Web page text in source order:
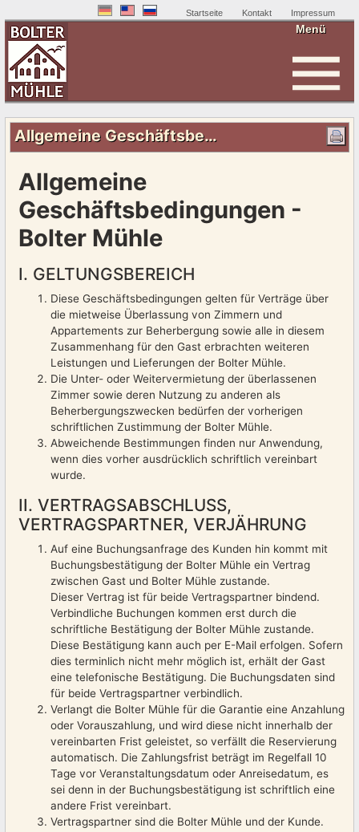
Impressum
Kontakt
Startseite
Menü
AGBs
Allgemeine Geschäftsbedingungen
Allgemeine
Geschäftsbedingungen -
Bolter Mühle
I. GELTUNGSBEREICH
Diese Geschäftsbedingungen gelten für Verträge über
die mietweise Überlassung von Zimmern und
Appartements zur Beherbergung sowie alle in diesem
Zusammenhang für den Gast erbrachten weiteren
Leistungen und Lieferungen der Bolter Mühle.
Die Unter- oder Weitervermietung der überlassenen
Zimmer sowie deren Nutzung zu anderen als
Beherbergungszwecken bedürfen der vorherigen
schriftlichen Zustimmung der Bolter Mühle.
Abweichende Bestimmungen finden nur Anwendung,
wenn dies vorher ausdrücklich schriftlich vereinbart
wurde.
II. VERTRAGSABSCHLUSS,
VERTRAGSPARTNER, VERJÄHRUNG
Auf eine Buchungsanfrage des Kunden hin kommt mit
Buchungsbestätigung der Bolter Mühle ein Vertrag
zwischen Gast und Bolter Mühle zustande.
Dieser Vertrag ist für beide Vertragspartner bindend.
Verbindliche Buchungen kommen erst durch die
schriftliche Bestätigung der Bolter Mühle zustande.
Diese Bestätigung kann auch per E-Mail erfolgen. Sofern
dies terminlich nicht mehr möglich ist, erhält der Gast
eine telefonische Bestätigung. Die Buchungsdaten sind
für beide Vertragspartner verbindlich.
Verlangt die Bolter Mühle für die Garantie eine Anzahlung
oder Vorauszahlung, und wird diese nicht innerhalb der
vereinbarten Frist geleistet, so verfällt die Reservierung
automatisch. Die Zahlungsfrist beträgt im Regelfall 10
Tage vor Veranstaltungsdatum oder Anreisedatum, es
sei denn in der Buchungsbestätigung ist schriftlich eine
andere Frist vereinbart.
Vertragspartner sind die Bolter Mühle und der Kunde.